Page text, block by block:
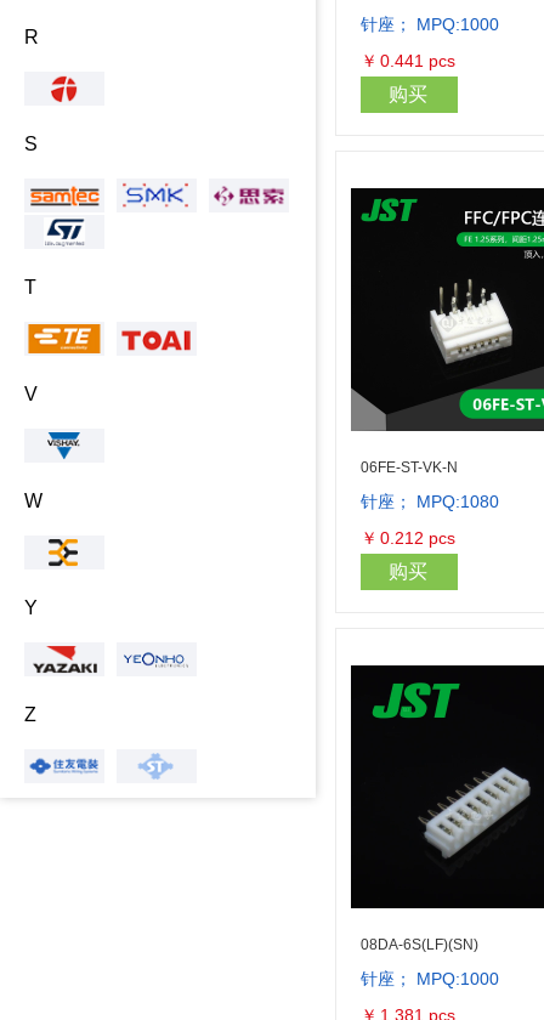
R
S
T
V
W
Y
Z
针座； MPQ:1000
￥ 0.441 pcs
购买
06FE-ST-VK-N
针座； MPQ:1080
￥ 0.212 pcs
购买
08DA-6S(LF)(SN)
针座； MPQ:1000
￥ 1.381 pcs